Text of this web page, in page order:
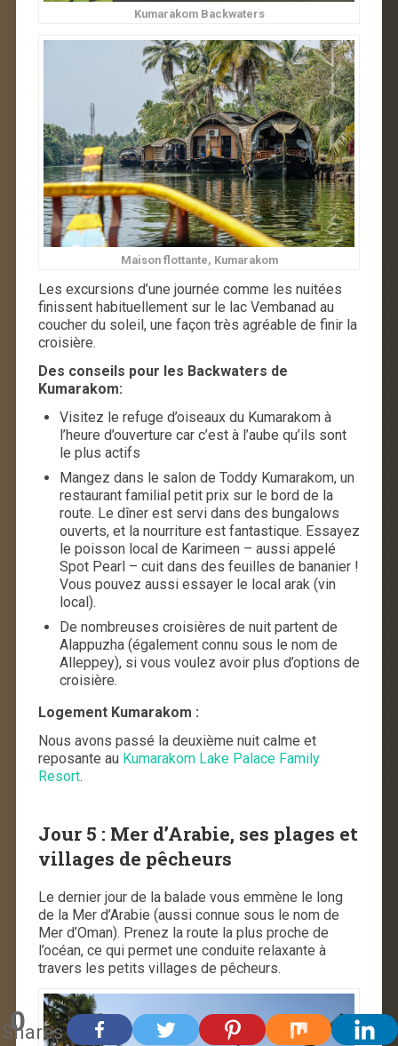
Kumarakom Backwaters
Maison flottante, Kumarakom
Les excursions d’une journée comme les nuitées
finissent habituellement sur le lac Vembanad au
coucher du soleil, une façon très agréable de finir la
croisière.
Des conseils pour les Backwaters de
Kumarakom:
Visitez le refuge d’oiseaux du Kumarakom à
l’heure d’ouverture car c’est à l’aube qu’ils sont
le plus actifs
Mangez dans le salon de Toddy Kumarakom, un
restaurant familial petit prix sur le bord de la
route. Le dîner est servi dans des bungalows
ouverts, et la nourriture est fantastique. Essayez
le poisson local de Karimeen – aussi appelé
Spot Pearl – cuit dans des feuilles de bananier !
Vous pouvez aussi essayer le local arak (vin
local).
De nombreuses croisières de nuit partent de
Alappuzha (également connu sous le nom de
Alleppey), si vous voulez avoir plus d’options de
croisière.
Logement Kumarakom :
Nous avons passé la deuxième nuit calme et
reposante au Kumarakom Lake Palace Family
Resort.
Jour 5 : Mer d’Arabie, ses plages et
villages de pêcheurs
Le dernier jour de la balade vous emmène le long
de la Mer d’Arabie (aussi connue sous le nom de
Mer d’Oman). Prenez la route la plus proche de
l’océan, ce qui permet une conduite relaxante à
travers les petits villages de pêcheurs.
0
Shares